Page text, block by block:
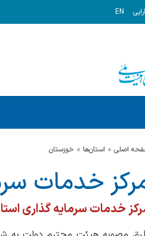
EN
اصلی استان‌ها خوزستان
خدمات
خدمات سرمایه گذاری